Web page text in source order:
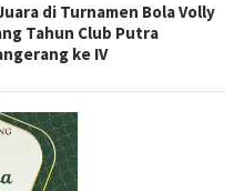
di Turnamen Bola Volly
Tahun Club Putra
ke IV